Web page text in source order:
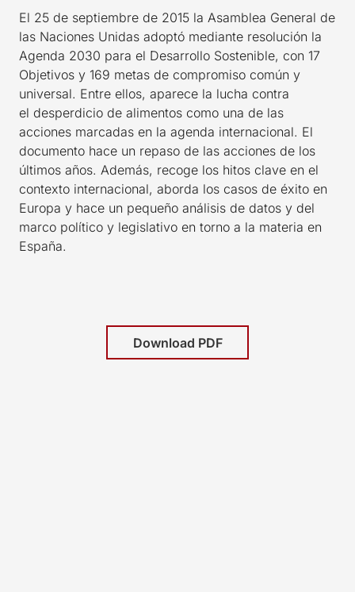
El 25 de septiembre de 2015 la Asamblea General de
las Naciones Unidas adoptó mediante resolución la
Agenda 2030 para el Desarrollo Sostenible, con 17
Objetivos y 169 metas de compromiso común y
universal. Entre ellos, aparece la lucha contra
el desperdicio de alimentos como una de las
acciones marcadas en la agenda internacional. El
documento hace un repaso de las acciones de los
últimos años. Además, recoge los hitos clave en el
contexto internacional, aborda los casos de éxito en
Europa y hace un pequeño análisis de datos y del
marco político y legislativo en torno a la materia en
España.
Download PDF